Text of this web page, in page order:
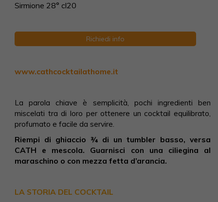
Sirmione 28° cl20
Richiedi info
www.cathcocktailathome.it
La parola chiave è semplicità, pochi ingredienti ben
miscelati tra di loro per ottenere un cocktail equilibrato,
profumato e facile da servire.
Riempi di ghiaccio ¾ di un tumbler basso, versa
CATH e mescola. Guarnisci con una ciliegina al
maraschino o con mezza fetta d’arancia.
LA STORIA DEL COCKTAIL